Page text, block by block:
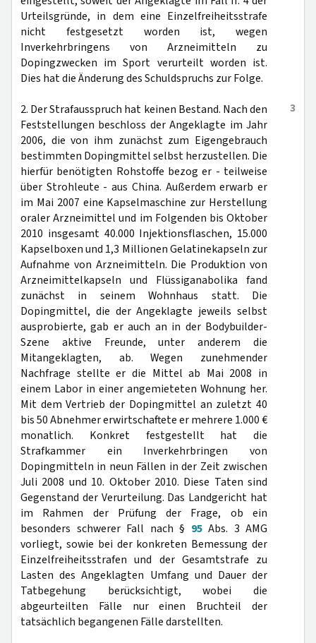
Urteilsgründe, in dem eine Einzelfreiheitsstrafe
nicht festgesetzt worden ist, wegen
Inverkehrbringens von Arzneimitteln zu
Dopingzwecken im Sport verurteilt worden ist.
Dies hat die Änderung des Schuldspruchs zur Folge.
3
2. Der Strafausspruch hat keinen Bestand. Nach den
Feststellungen beschloss der Angeklagte im Jahr
2006, die von ihm zunächst zum Eigengebrauch
bestimmten Dopingmittel selbst herzustellen. Die
hierfür benötigten Rohstoffe bezog er - teilweise
über Strohleute - aus China. Außerdem erwarb er
im Mai 2007 eine Kapselmaschine zur Herstellung
oraler Arzneimittel und im Folgenden bis Oktober
2010 insgesamt 40.000 Injektionsflaschen, 15.000
Kapselboxen und 1,3 Millionen Gelatinekapseln zur
Aufnahme von Arzneimitteln. Die Produktion von
Arzneimittelkapseln und Flüssiganabolika fand
zunächst in seinem Wohnhaus statt. Die
Dopingmittel, die der Angeklagte jeweils selbst
ausprobierte, gab er auch an in der Bodybuilder-
Szene aktive Freunde, unter anderem die
Mitangeklagten, ab. Wegen zunehmender
Nachfrage stellte er die Mittel ab Mai 2008 in
einem Labor in einer angemieteten Wohnung her.
Mit dem Vertrieb der Dopingmittel an zuletzt 40
bis 50 Abnehmer erwirtschaftete er mehrere 1.000 €
monatlich. Konkret festgestellt hat die
Strafkammer ein Inverkehrbringen von
Dopingmitteln in neun Fällen in der Zeit zwischen
Juli 2008 und 10. Oktober 2010. Diese Taten sind
Gegenstand der Verurteilung. Das Landgericht hat
im Rahmen der Prüfung der Frage, ob ein
besonders schwerer Fall nach § 95Abs. 3 AMG
vorliegt, sowie bei der konkreten Bemessung der
Einzelfreiheitsstrafen und der Gesamtstrafe zu
Lasten des Angeklagten Umfang und Dauer der
Tatbegehung berücksichtigt, wobei die
abgeurteilten Fälle nur einen Bruchteil der
tatsächlich begangenen Fälle darstellten.